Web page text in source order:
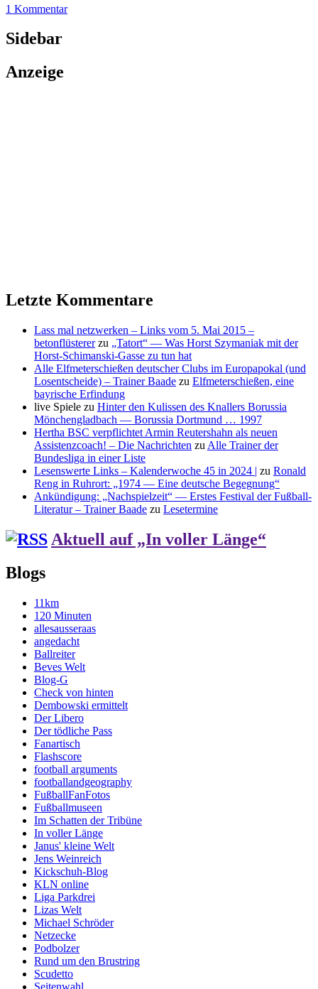
1 Kommentar
Sidebar
Anzeige
Letzte Kommentare
Lass mal netzwerken – Links vom 5. Mai 2015 –
betonflüstererzu „Tatort“ — Was Horst Szymaniak mit der
Horst-Schimanski-Gasse zu tun hat
Alle Elfmeterschießen deutscher Clubs im Europapokal (und
Losentscheide) – Trainer Baade zu Elfmeterschießen, eine
bayrische Erfindung
live Spiele zu Hinter den Kulissen des Knallers Borussia
Mönchengladbach — Borussia Dortmund … 1997
Hertha BSC verpflichtet Armin Reutershahn als neuen
Assistenzcoach! – Die Nachrichten zu Alle Trainer der
Bundesliga in einer Liste
Lesenswerte Links – Kalenderwoche 45 in 2024 | zu Ronald
Reng in Ruhrort: „1974 — Eine deutsche Begegnung“
Ankündigung: „Nachspielzeit“ — Erstes Festival der Fußball-
Literatur – Trainer Baade zu Lesetermine
Aktuell auf „In voller Länge“
Blogs
11km
120 Minuten
allesausseraas
angedacht
Ballreiter
Beves Welt
Blog-G
Check von hinten
Dembowski ermittelt
Der Libero
Der tödliche Pass
Fanartisch
Flashscore
football arguments
footballandgeography
FußballFanFotos
Fußballmuseen
Im Schatten der Tribüne
In voller Länge
Janus' kleine Welt
Jens Weinreich
Kickschuh-Blog
KLN online
Liga Parkdrei
Lizas Welt
Michael Schröder
Netzecke
Podbolzer
Rund um den Brustring
Scudetto
Seitenwahl